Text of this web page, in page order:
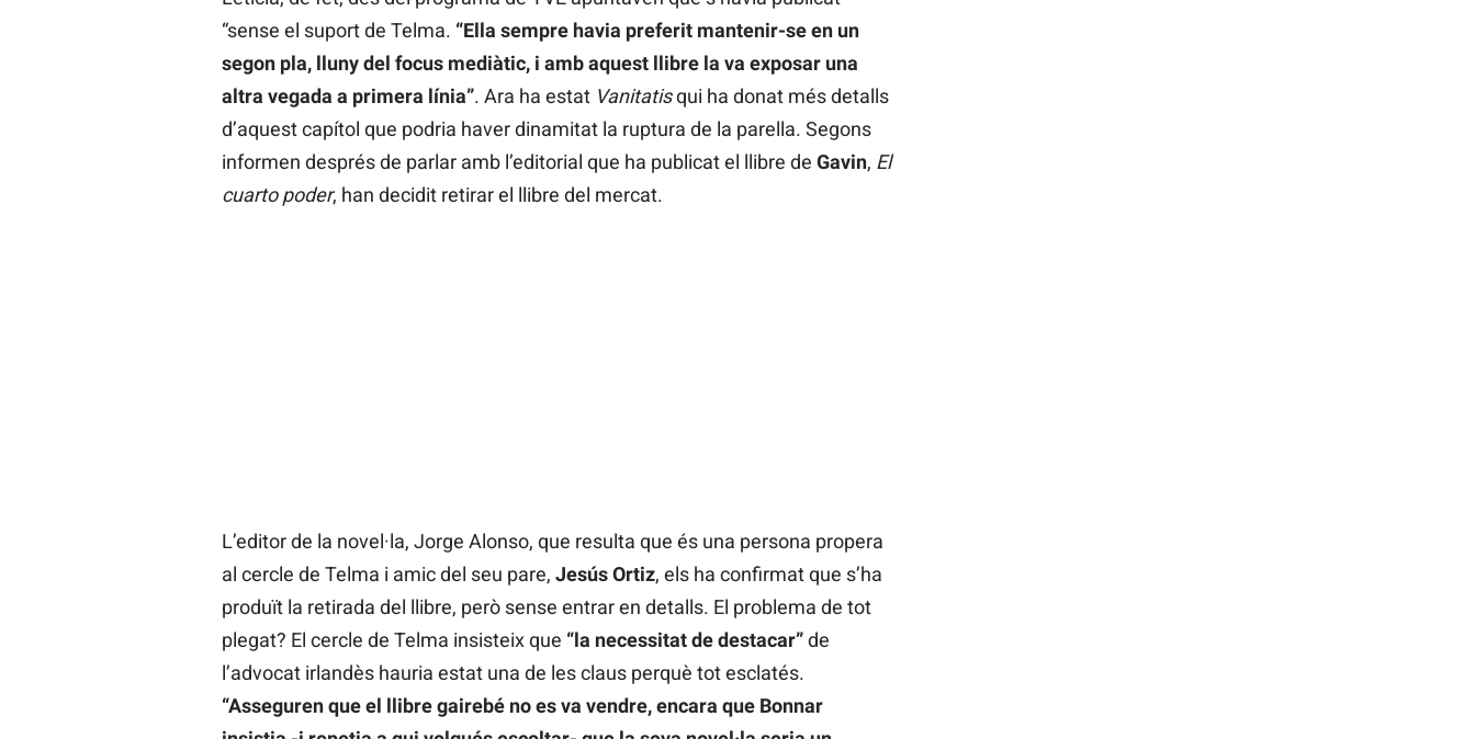
“sense el suport de Telma. “Ella sempre havia preferit mantenir-se en un
segon pla, lluny del focus mediàtic, i amb aquest llibre la va exposar una
altra vegada a primera línia”. Ara ha estat Vanitatisqui ha donat més detalls
d’aquest capítol que podria haver dinamitat la ruptura de la parella. Segons
informen després de parlar amb l’editorial que ha publicat el llibre de Gavin, El
cuarto poder, han decidit retirar el llibre del mercat.
L’editor de la novel·la, Jorge Alonso, que resulta que és una persona propera
al cercle de Telma i amic del seu pare, Jesús Ortiz, els ha confirmat que s’ha
produït la retirada del llibre, però sense entrar en detalls. El problema de tot
plegat? El cercle de Telma insisteix que “la necessitat de destacar”de
l’advocat irlandès hauria estat una de les claus perquè tot esclatés.
“Asseguren que el llibre gairebé no es va vendre, encara que Bonnar